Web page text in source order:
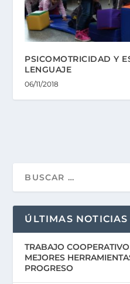
PSICOMOTRICIDAD Y
LENGUAJE
06/11/2018
ÚLTIMAS NOTICIAS
TRABAJO
MEJORES
PROGRESO